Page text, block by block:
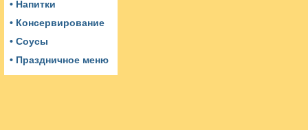
• Напитки
• Консервирование
• Соусы
• Праздничное меню